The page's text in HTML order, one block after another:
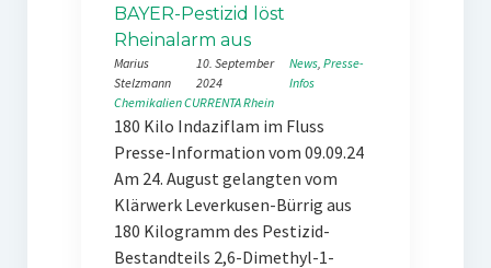
BAYER-Pestizid löst
Rheinalarm aus
Marius
Stelzmann
10. September
2024
News, Presse-
Infos
ChemikalienCURRENTARhein
180 Kilo Indaziflam im Fluss
Presse-Information vom 09.09.24
Am 24. August gelangten vom
Klärwerk Leverkusen-Bürrig aus
180 Kilogramm des Pestizid-
Bestandteils 2,6-Dimethyl-1-